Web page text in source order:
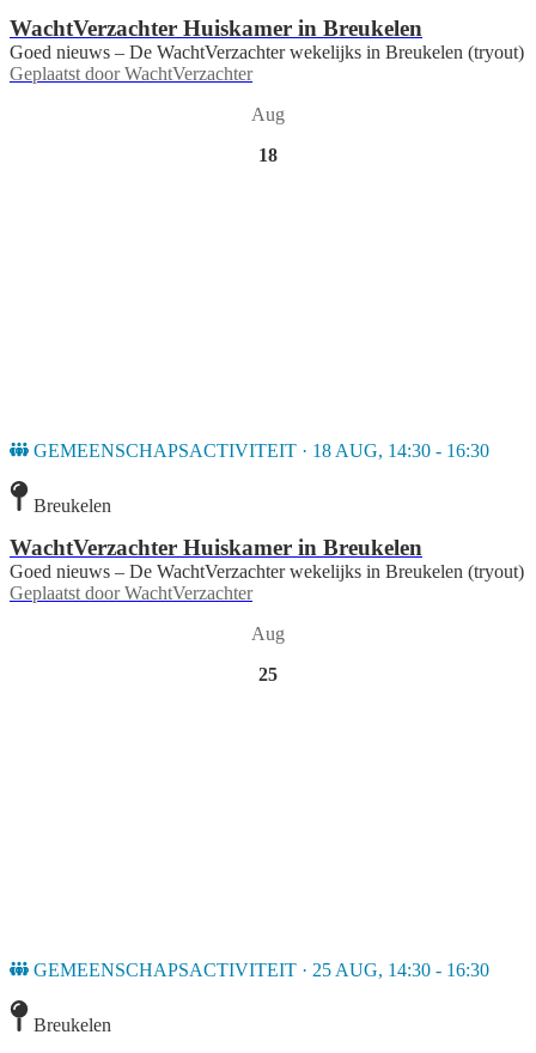
WachtVerzachter Huiskamer in Breukelen
Goed nieuws – De WachtVerzachter wekelijks in Breukelen (tryout)
Geplaatst door WachtVerzachter
Aug
18
GEMEENSCHAPSACTIVITEIT · 18 AUG, 14:30 - 16:30
Breukelen
WachtVerzachter Huiskamer in Breukelen
Goed nieuws – De WachtVerzachter wekelijks in Breukelen (tryout)
Geplaatst door WachtVerzachter
Aug
25
GEMEENSCHAPSACTIVITEIT · 25 AUG, 14:30 - 16:30
Breukelen